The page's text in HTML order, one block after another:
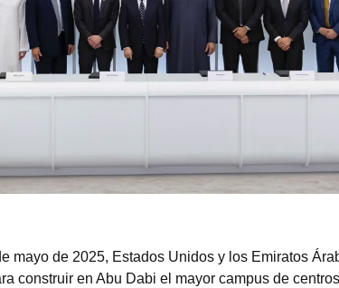
mayo de 2025, Estados Unidos y los Emiratos
construir en Abu Dabi el mayor campus de